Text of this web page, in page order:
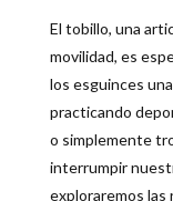
El tobillo, una
movilidad, es
los esguinces
practicando
o simplemente
interrumpir
exploraremos las